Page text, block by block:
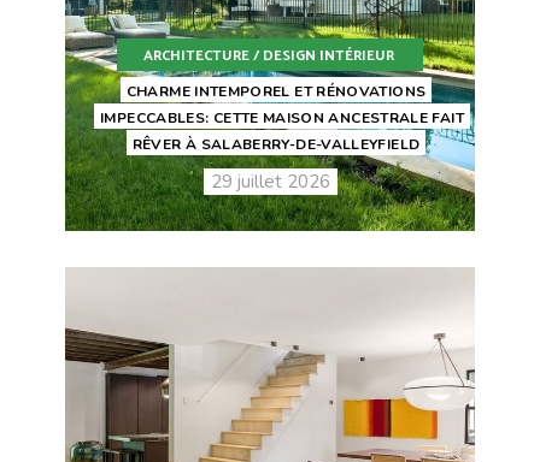
ARCHITECTURE / DESIGN INTÉRIEUR
CHARME INTEMPOREL ET RÉNOVATIONS
IMPECCABLES: CETTE MAISON ANCESTRALE FAIT
RÊVER À SALABERRY-DE-VALLEYFIELD
29 juillet 2026